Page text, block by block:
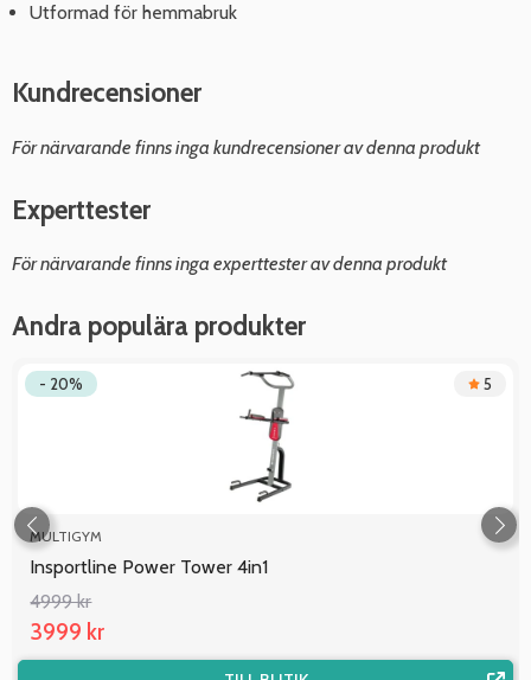
Utformad för hemmabruk
Kundrecensioner
För närvarande finns inga kundrecensioner av denna produkt
Experttester
För närvarande finns inga experttester av denna produkt
Andra populära produkter
- 20% 5
MULTIGYM
Insportline Power Tower 4in1
4999 kr
3999 kr